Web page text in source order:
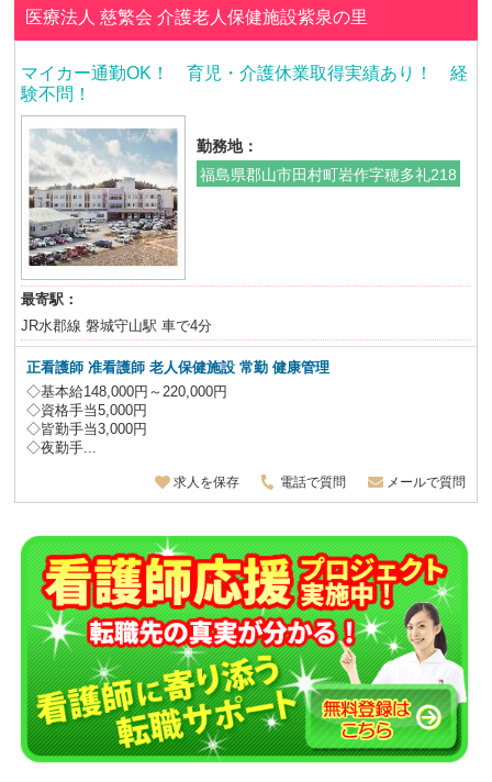
医療法人 慈繁会介護老人保健施設紫泉の里
マイカー通勤OK！ 育児・介護休業取得実績あり！ 経
験不問！
勤務地：
福島県郡山市田村町岩作字穂多礼218
最寄駅：
JR水郡線 磐城守山駅 車で4分
正看護師 准看護師 老人保健施設常勤 健康管理
◇基本給148,000円～220,000円
◇資格手当5,000円
◇皆勤手当3,000円
◇夜勤手...
求人を保存 電話で質問 メールで質問